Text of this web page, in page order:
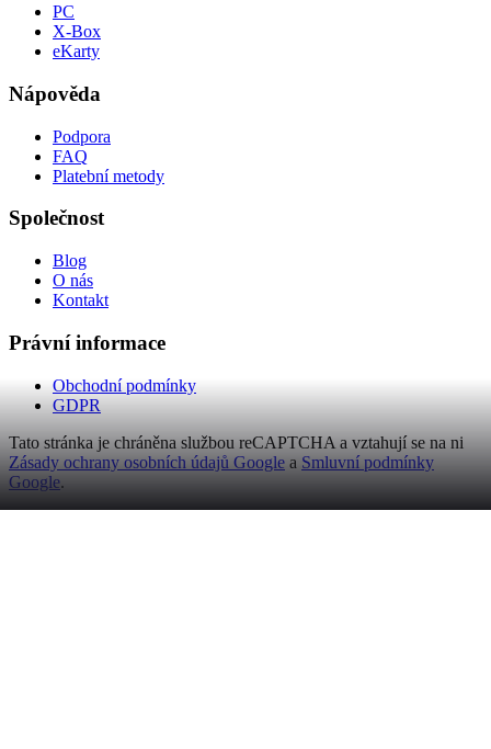
PC
X-Box
eKarty
Nápověda
Podpora
FAQ
Platební metody
Společnost
Blog
O nás
Kontakt
Právní informace
Obchodní podmínky
GDPR
Tato stránka je chráněna službou reCAPTCHA a vztahují se na ni
Zásady ochrany osobních údajů Google a Smluvní podmínky
Google.